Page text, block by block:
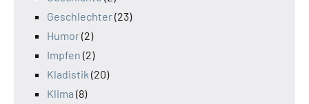
Geschlechter(23)
Humor(2)
Impfen (2)
Kladistik (20)
Klima (8)